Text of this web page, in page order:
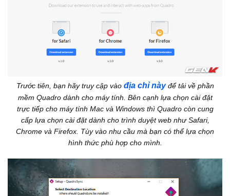
Trước tiên, bạn hãy truy cập vào địa chỉ nàyđể tải về phần
mềm Quadro dành cho máy tính. Bên cạnh lựa chọn cài đặt
trực tiếp cho máy tính Mac và Windows thì Quadro còn cung
cấp lựa chọn cài đặt dành cho trình duyệt web như Safari,
Chrome và Firefox. Tùy vào nhu cầu mà bạn có thể lựa chọn
hình thức phù hợp cho mình.